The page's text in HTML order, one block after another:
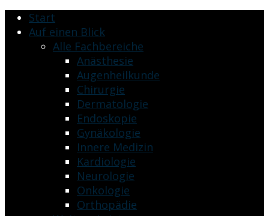
Start
Auf einen Blick
Alle Fachbereiche
Anästhesie
Augenheilkunde
Chirurgie
Dermatologie
Endoskopie
Gynäkologie
Innere Medizin
Kardiologie
Neurologie
Onkologie
Orthopädie